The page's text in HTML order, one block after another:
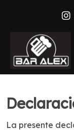
La presente